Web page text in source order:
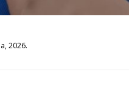
2026.